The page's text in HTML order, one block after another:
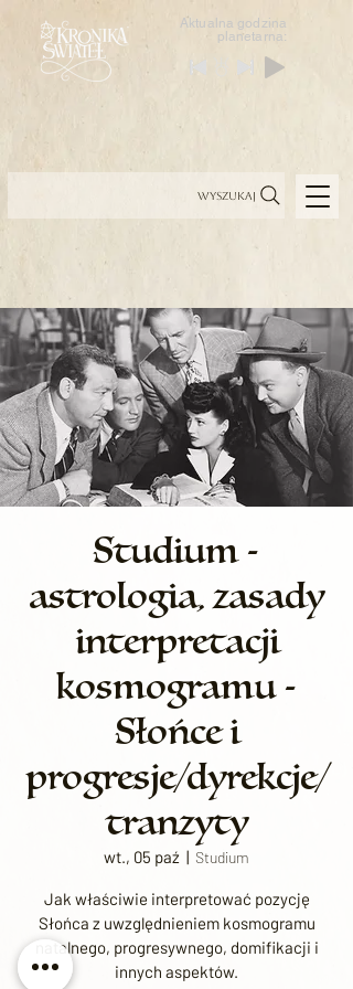
Aktualna godzina
planetarna:
Wyszukaj
Studium -
astrologia, zasady
interpretacji
kosmogramu -
Słońce i
progresje/dyrekcje/
tranzyty
wt., 05 paź
  |
Studium
Jak właściwie interpretować pozycję
Słońca z uwzględnieniem kosmogramu
natalnego, progresywnego, domifikacji i
innych aspektów.